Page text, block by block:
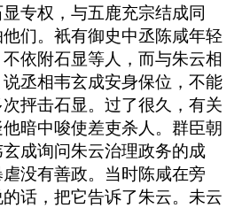
专权，与五鹿充宗结成同
们。衹有御史中丞陈咸年轻
依附石显等人，而与朱云相
丞相韦玄成安身保位，不能
抨击石显。过了很久，有关
暗中唆使差吏杀人。群臣朝
成询问朱云治理政务的成
没有善政。当时陈咸在旁
话，把它告诉了朱云。未云